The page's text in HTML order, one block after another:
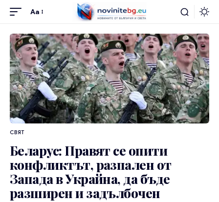
Aa
СВЯТ
Беларус: Правят се опити
конфликтът, разпален от
Запада в Украйна, да бъде
разширен и задълбочен